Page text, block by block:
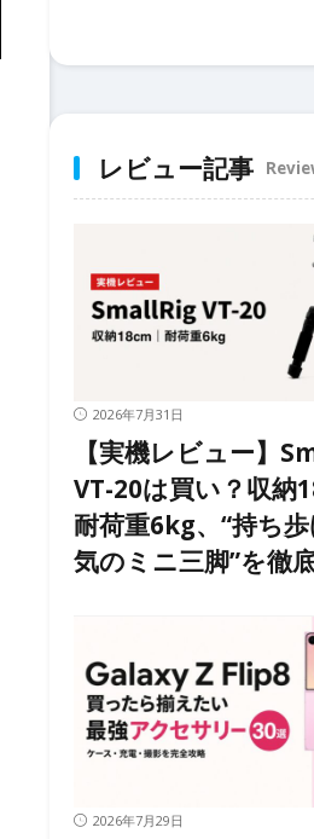
レビュー記事
2026年7月31日
【実機レビュー】
VT-20は買い？収納
耐荷重6kg、“持ち
気のミニ三脚”を徹
2026年7月29日